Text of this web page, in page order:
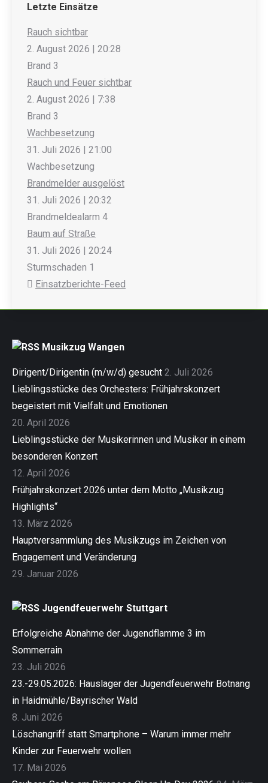
Letzte Einsätze
Rauch sichtbar
2. August 2026 | 20:28
Brand 3
Rauch und Feuer sichtbar
2. August 2026 | 7:38
Brand 3
Wachbesetzung
31. Juli 2026 | 21:00
Wachbesetzung
Brandmelder ausgelöst
31. Juli 2026 | 20:32
Brandmeldealarm 4
Baum auf Straße
31. Juli 2026 | 20:24
Sturmschaden 1
Einsatzberichte-Feed
Musikzug Wangen
Dirigent/Dirigentin (m/w/d) gesucht 2. Juli 2026
Lieblingsstücke des Orchesters: Frühjahrskonzert
begeistert mit Vielfalt und Emotionen
20. April 2026
Lieblingsstücke der Musikerinnen und Musiker in einem
besonderen Konzert
12. April 2026
Frühjahrskonzert 2026 unter dem Motto „Musikzug
Highlights“
13. März 2026
Hauptversammlung des Musikzugs im Zeichen von
Engagement und Veränderung
29. Januar 2026
Jugendfeuerwehr Stuttgart
Erfolgreiche Abnahme der Jugendflamme 3 im
Sommerrain
23. Juli 2026
23.-29.05.2026: Hauslager der Jugendfeuerwehr Botnang
in Haidmühle/Bayrischer Wald
8. Juni 2026
Löschangriff statt Smartphone – Warum immer mehr
Kinder zur Feuerwehr wollen
17. Mai 2026